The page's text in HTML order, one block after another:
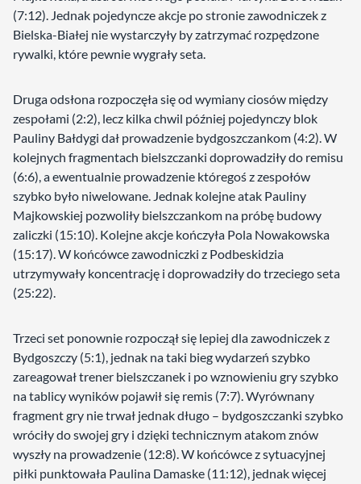
(7:12). Jednak pojedyncze akcje po stronie zawodniczek z
Bielska-Białej nie wystarczyły by zatrzymać rozpędzone
rywalki, które pewnie wygrały seta.
Druga odsłona rozpoczęła się od wymiany ciosów między
zespołami (2:2), lecz kilka chwil później pojedynczy blok
Pauliny Bałdygi dał prowadzenie bydgoszczankom (4:2). W
kolejnych fragmentach bielszczanki doprowadziły do remisu
(6:6), a ewentualnie prowadzenie któregoś z zespołów
szybko było niwelowane. Jednak kolejne atak Pauliny
Majkowskiej pozwoliły bielszczankom na próbę budowy
zaliczki (15:10). Kolejne akcje kończyła Pola Nowakowska
(15:17). W końcówce zawodniczki z Podbeskidzia
utrzymywały koncentrację i doprowadziły do trzeciego seta
(25:22).
Trzeci set ponownie rozpoczął się lepiej dla zawodniczek z
Bydgoszczy (5:1), jednak na taki bieg wydarzeń szybko
zareagował trener bielszczanek i po wznowieniu gry szybko
na tablicy wyników pojawił się remis (7:7). Wyrównany
fragment gry nie trwał jednak długo – bydgoszczanki szybko
wróciły do swojej gry i dzięki technicznym atakom znów
wyszły na prowadzenie (12:8). W końcówce z sytuacyjnej
piłki punktowała Paulina Damaske (11:12), jednak więcej